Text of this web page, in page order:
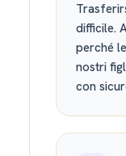
difficile.
perché
nostri
con